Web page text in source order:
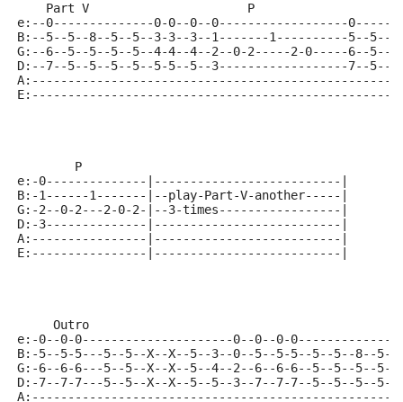
    Part V                      P
e:--0--------------0-0--0--0------------------
B:--5--5--8--5--5--3-3--3--1-------1----------5--5--
G:--6--5--5--5--5--4-4--4--2--0-2-----2-0-----6--5--
D:--7--5--5--5--5--5-5--5--3------------------7--5--
        P
e:-0--------------|--------------------------|
B:-1------1-------|--play-Part-V-another-----|
G:-2--0-2---2-0-2-|--3-times-----------------|
D:-3--------------|--------------------------|
A:----------------|--------------------------|
E:----------------|--------------------------|
     Outro
e:-0--0-0---------------------0--0--0-
B:-5--5-5---5--5--X--X--5--3--0--5--5-5--5--5--8--5-
G:-6--6-6---5--5--X--X--5--4--2--6--6-6--5--5--5--5-
D:-7--7-7---5--5--X--X--5--5--3--7--7-7--5--5--5--